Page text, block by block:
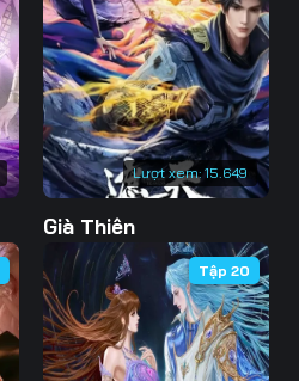
75
77 78
80 81
83 84
86 87
89 90
92 93
Lượt xem: 15.649
Già Thiên
Tập 20